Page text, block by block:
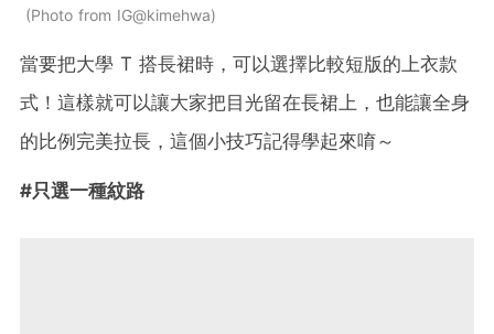
Photo from IG@kimehwa
當要把大學 T 搭長裙時，可以選擇比較短版的上衣款
式！這樣就可以讓大家把目光留在長裙上，也能讓全身
的比例完美拉長，這個小技巧記得學起來唷～
#只選一種紋路